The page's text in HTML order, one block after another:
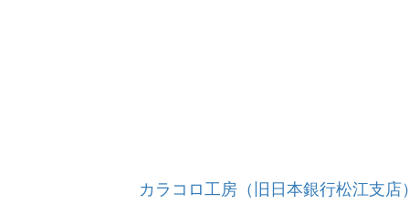
カラコロ工房（旧日本銀行松江支店